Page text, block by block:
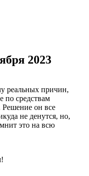
2023
реальных причин,
по средствам
Решение он все
не денутся, но,
это на всю